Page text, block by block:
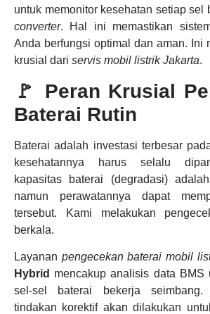
untuk memonitor kesehatan setiap sel
converter. Hal ini memastikan
Anda berfungsi optimal dan aman. Ini
krusial dari servis mobil listrik Jakarta.
🚩 Peran Krusial
Baterai Rutin
Baterai adalah investasi terbesar
kesehatannya harus selalu
kapasitas baterai (degradasi)
namun perawatannya dapat
tersebut. Kami melakukan
berkala.
Layanan pengecekan baterai mobil
Hybrid mencakup analisis data BMS
sel-sel baterai bekerja seimbang.
tindakan korektif akan dilakukan